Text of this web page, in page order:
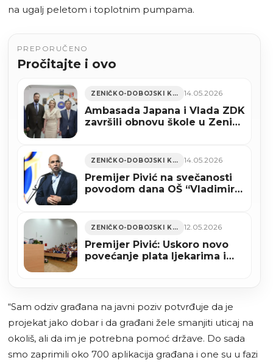
na ugalj peletom i toplotnim pumpama.
PREPORUČENO
Pročitajte i ovo
ZENIČKO-DOBOJSKI KANTON 14.05.2026
Ambasada Japana i Vlada ZDK
završili obnovu škole u Zenici
ZENIČKO-DOBOJSKI KANTON 14.05.2026
Premijer Pivić na svečanosti
povodom dana OŠ “Vladimir
vrijedno preko 5 miliona KM
ZENIČKO-DOBOJSKI KANTON 12.05.2026
Premijer Pivić: Uskoro novo
povećanje plata ljekarima i
“Sam odziv građana na javni poziv potvrđuje da je
projekat jako dobar i da građani žele smanjiti uticaj na
okoliš, ali da im je potrebna pomoć države. Do sada
smo zaprimili oko 700 aplikacija građana i one su u fazi